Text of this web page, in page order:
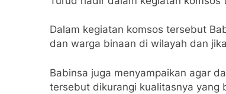
Dalam kegiatan komsos tersebut
dan warga binaan di wilayah dan
Babinsa juga menyampaikan agar
tersebut dikurangi kualitasnya yang